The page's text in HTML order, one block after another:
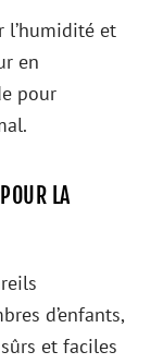
l’humidité et
en
pour
LA
d’enfants,
et faciles